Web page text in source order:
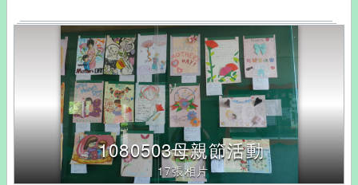
鍵
Enter
查
詢，
下
1080503母親節活動
17張相片